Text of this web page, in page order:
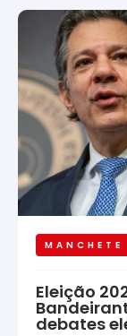
MANCHETE
Eleição
debates